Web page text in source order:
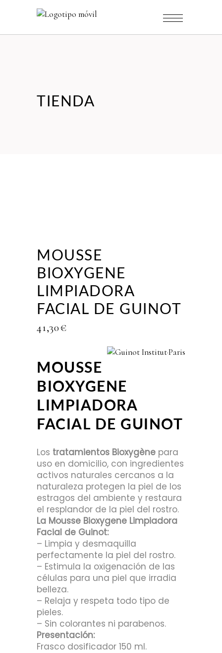
TIENDA
MOUSSE
BIOXYGENE
LIMPIADORA
FACIAL DE GUINOT
41,30€
MOUSSE
BIOXYGENE
LIMPIADORA
FACIAL DE GUINOT
Los tratamientos Bioxygène para
uso en domicilio, con ingredientes
activos naturales cercanos a la
naturaleza protegen la piel de los
estragos del ambiente y restaura
el resplandor de la piel del rostro.
La Mousse Bioxygene Limpiadora
Facial de Guinot:
– Limpia y desmaquilla
perfectamente la piel del rostro.
– Estimula la oxigenación de las
células para una piel que irradia
belleza.
– Relaja y respeta todo tipo de
pieles.
– Sin colorantes ni parabenos.
Presentación:
Frasco dosificador 150 ml.